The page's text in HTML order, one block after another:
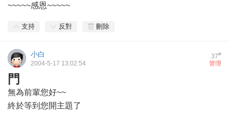
~~~~~感恩~~~~~
支持 反對 刪除
37#
小白
管理
2004-5-17 13:02:54
門
無為前輩您好~~
終於等到您開主題了